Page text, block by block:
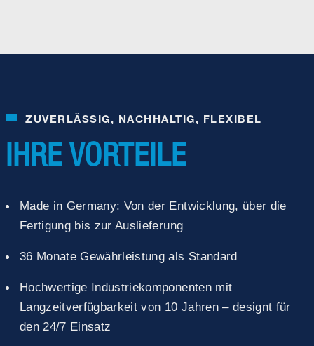
ZUVERLÄSSIG, NACHHALTIG, FLEXIBEL
IHRE VORTEILE
Made in Germany: Von der Entwicklung, über die
Fertigung bis zur Auslieferung
36 Monate Gewährleistung als Standard
Hochwertige Industriekomponenten mit
Langzeitverfügbarkeit von 10 Jahren – designt für
den 24/7 Einsatz